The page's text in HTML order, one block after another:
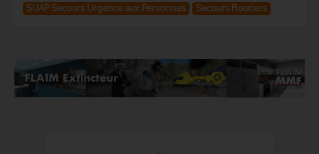
SUAP Secours Urgence aux Personnes
Secours Routiers